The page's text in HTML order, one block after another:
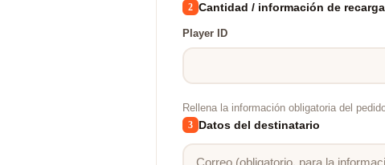
2 Cantidad / información de recarga
Player ID
Rellena la información obligatoria del
3 Datos del destinatario